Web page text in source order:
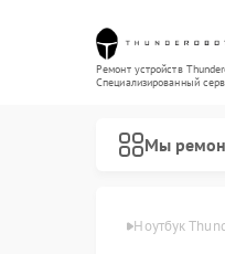
Ремонт устройств
Специализированный
Мы
Нижнем Новгороде Ноутбук